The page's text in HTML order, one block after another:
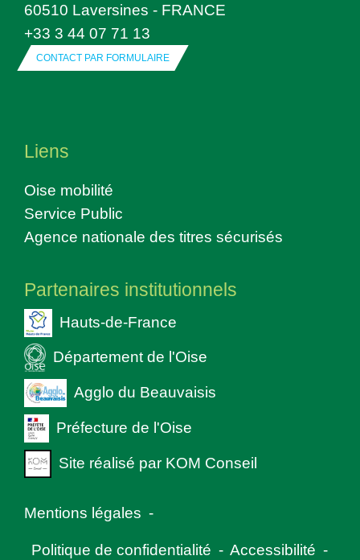
60510 Laversines - FRANCE
+33 3 44 07 71 13
CONTACT PAR FORMULAIRE
Liens
Oise mobilité
Service Public
Agence nationale des titres sécurisés
Partenaires institutionnels
Hauts-de-France
Département de l'Oise
Agglo du Beauvaisis
Préfecture de l'Oise
Site réalisé par KOM Conseil
Mentions légales -
Politique de confidentialité - Accessibilité -